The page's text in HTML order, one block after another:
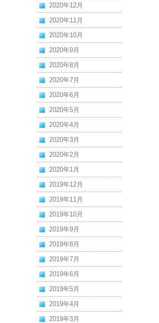
2020年12月
2020年11月
2020年10月
2020年9月
2020年8月
2020年7月
2020年6月
2020年5月
2020年4月
2020年3月
2020年2月
2020年1月
2019年12月
2019年11月
2019年10月
2019年9月
2019年8月
2019年7月
2019年6月
2019年5月
2019年4月
2019年3月